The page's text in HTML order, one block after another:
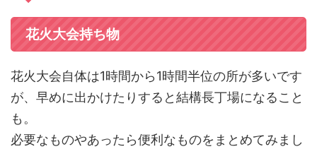
花火大会持ち物
花火大会自体は1時間から1時間半位の所が多いです
が、早めに出かけたりすると結構長丁場になること
も。
必要なものやあったら便利なものをまとめてみまし